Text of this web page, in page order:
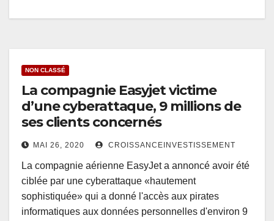
NON CLASSÉ
La compagnie Easyjet victime
d’une cyberattaque, 9 millions de
ses clients concernés
MAI 26, 2020 CROISSANCEINVESTISSEMENT
La compagnie aérienne EasyJet a annoncé avoir été
ciblée par une cyberattaque «hautement
sophistiquée» qui a donné l'accès aux pirates
informatiques aux données personnelles d'environ 9